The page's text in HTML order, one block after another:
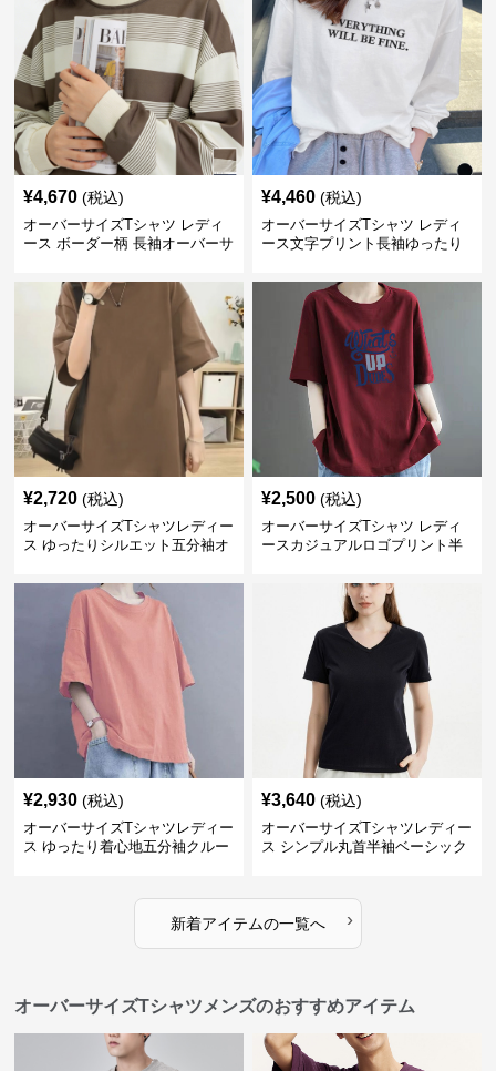
¥4,670 (税込)
オーバーサイズTシャツ レディ
ース ボーダー柄 長袖オーバーサ
¥4,460 (税込)
オーバーサイズTシャツ レディ
ース文字プリント長袖ゆったり
¥2,720 (税込)
オーバーサイズTシャツレディー
ス ゆったりシルエット五分袖オ
¥2,500 (税込)
オーバーサイズTシャツ レディ
ースカジュアルロゴプリント半
¥2,930 (税込)
オーバーサイズTシャツレディー
ス ゆったり着心地五分袖クルー
¥3,640 (税込)
オーバーサイズTシャツレディー
ス シンプル丸首半袖ベーシック
新着アイテムの一覧へ ›
オーバーサイズTシャツメンズのおすすめアイテム